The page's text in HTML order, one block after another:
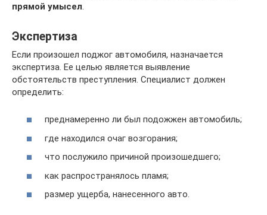
прямой умысел
Экспертиза
Если произошел поджог автомобиля, назначается
экспертиза. Ее целью является выявление
обстоятельств преступления. Специалист должен
определить:
преднамеренно ли был подожжен автомобиль;
где находился очаг возгорания;
что послужило причиной произошедшего;
как распространялось пламя;
размер ущерба, нанесенного авто.